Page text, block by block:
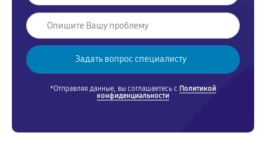
*Отправляя данные, вы соглашаетесь с Политикой
конфиденциальности